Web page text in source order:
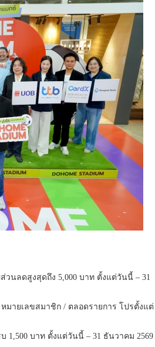
วนลดสูงสุดถึง 5,000 บาท ตั้งแต่วันนี้ – 31
มายเลขสมาชิก / ตลอดรายการ โปรตั้งแต่
บาท ตั้งแต่วันนี้ – 31 ธันวาคม 2569